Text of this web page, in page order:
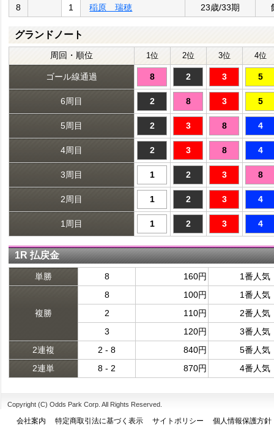
8
1 稲原 瑞穂 23歳/33期
グランドノート
周回・順位 1位 2位 3位 4位
ゴール線通過 8 2 3 5
6周目 2 8 3 5
5周目 2 3 8 4
4周目 2 3 8 4
3周目 1 2 3 8
2周目 1 2 3 4
1周目 1 2 3 4
1R 払戻金
単勝 8 160円 1番人気
複勝
8 100円
1番人気
2
110円
2番人気
3
120円
3番人気
2連複
2 - 8 840円
5番人気
2連単
8 - 2 870円 4番人気
Copyright (C) Odds Park Corp. All Rights Reserved.
会社案内 特定商取引法に基づく表示 サイトポリシー
個人情報保護方針